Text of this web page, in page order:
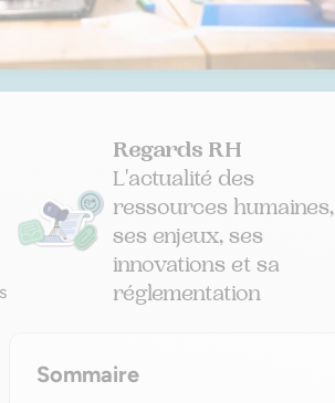
Regards RH
L'actualité des
ressources humaines,
ses enjeux, ses
innovations et sa
réglementation
Sommaire